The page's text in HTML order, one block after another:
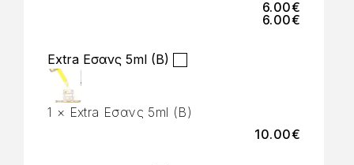
6.00€
6.00€
Extra Εσανς 5ml (B)
1 × Extra Εσανς 5ml (B)
10.00€